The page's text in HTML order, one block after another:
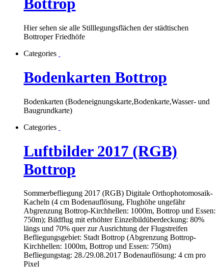
Bottrop
Hier sehen sie alle Stilllegungsflächen der städtischen
Bottroper Friedhöfe
Categories
Bodenkarten Bottrop
Bodenkarten (Bodeneignungskarte,Bodenkarte,Wasser- und
Baugrundkarte)
Categories
Luftbilder 2017 (RGB)
Bottrop
Sommerbefliegung 2017 (RGB) Digitale Orthophotomosaik-
Kacheln (4 cm Bodenauflösung, Flughöhe ungefähr
Abgrenzung Bottrop-Kirchhellen: 1000m, Bottrop und Essen:
750m); Bildflug mit erhöhter Einzelbildüberdeckung: 80%
längs und 70% quer zur Ausrichtung der Flugstreifen
Befliegungsgebiet: Stadt Bottrop (Abgrenzung Bottrop-
Kirchhellen: 1000m, Bottrop und Essen: 750m)
Befliegungstag: 28./29.08.2017 Bodenauflösung: 4 cm pro
Pixel